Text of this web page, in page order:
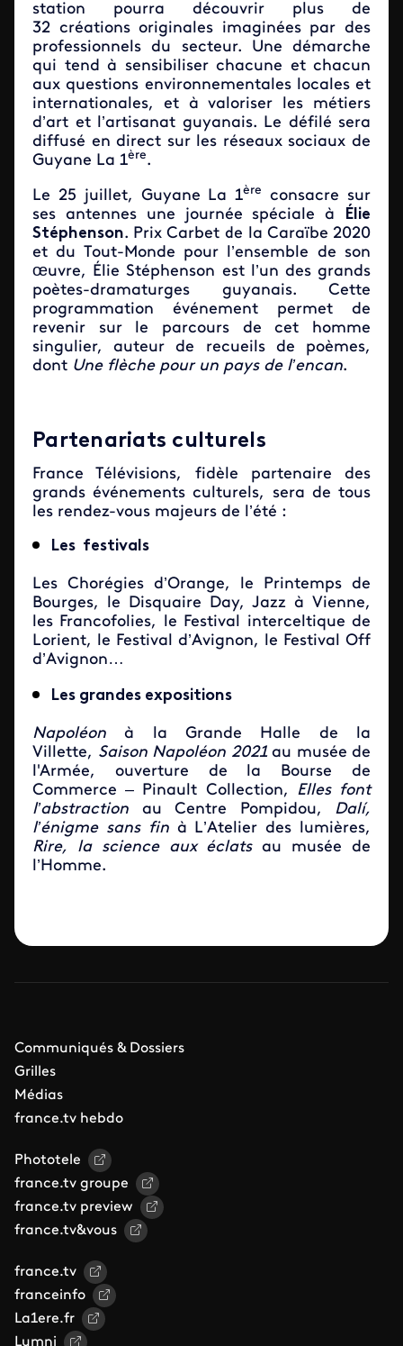
station pourra découvrir plus de
32 créations originales imaginées par des
professionnels du secteur. Une démarche
qui tend à sensibiliser chacune et chacun
aux questions environnementales locales et
internationales, et à valoriser les métiers
d’art et l’artisanat guyanais. Le défilé sera
diffusé en direct sur les réseaux sociaux de
Guyane La 1ère.
Le 25 juillet, Guyane La 1ère
consacre sur
ses antennes une journée spéciale à
Élie
Stéphenson. Prix Carbet de la Caraïbe 2020
et du Tout-Monde pour l’ensemble de son
œuvre, Élie Stéphenson est l’un des grands
poètes-dramaturges guyanais. Cette
programmation événement permet de
revenir sur le parcours de cet homme
singulier, auteur de recueils de poèmes,
dont Une flèche pour un pays de l’encan.
Partenariats culturels
France Télévisions, fidèle partenaire des
grands événements culturels, sera de tous
les rendez-vous majeurs de l’été :
Les festivals
Les Chorégies d’Orange, le Printemps de
Bourges, le Disquaire Day, Jazz à Vienne,
les Francofolies, le Festival interceltique de
Lorient, le Festival d’Avignon, le Festival Off
d’Avignon…
Les grandes expositions
Napoléon à la Grande Halle de la
Villette, Saison Napoléon 2021au musée de
l'Armée, ouverture de la Bourse de
Commerce – Pinault Collection, Elles font
l’abstraction au Centre Pompidou, Dalí,
l’énigme sans finà L’Atelier des lumières,
Rire, la science aux éclatsau musée de
l’Homme.
Communiqués & Dossiers
Grilles
Médias
france.tv hebdo
Phototele
france.tv groupe
france.tv preview
france.tv&vous
france.tv
franceinfo
La1ere.fr
Lumni